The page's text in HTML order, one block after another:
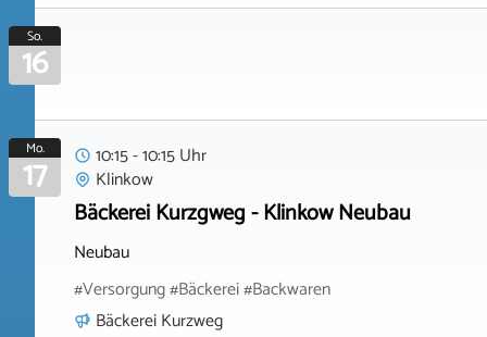
So.
16
Mo.
17
10:15 - 10:15 Uhr
Klinkow
Bäckerei Kurzgweg - Klinkow Neubau
Neubau
#Versorgung #Bäckerei #Backwaren
Bäckerei Kurzweg